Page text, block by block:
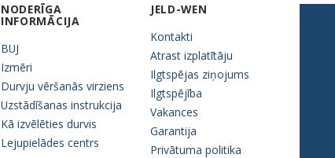
NODERĪGA
INFORMĀCIJA
BUJ
Izmēri
Durvju vēršanās virziens
Uzstādīšanas instrukcija
Kā izvēlēties durvis
Lejupielādes centrs
JELD-WEN
Kontakti
Atrast izplatītāju
Ilgtspējas ziņojums
Ilgtspējība
Vakances
Garantija
Privātuma politika